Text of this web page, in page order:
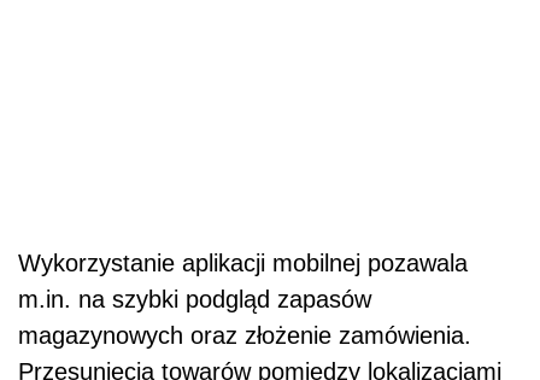
Wykorzystanie aplikacji mobilnej pozawala
m.in. na szybki podgląd zapasów
magazynowych oraz złożenie zamówienia.
Przesunięcia towarów pomiędzy lokalizacjami